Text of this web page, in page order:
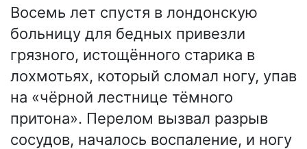
Восемь лет спустя в лондонскую
больницу для бедных привезли
грязного, истощённого старика в
лохмотьях, который сломал ногу, упав
на «чёрной лестнице тёмного
притона». Перелом вызвал разрыв
сосудов, началось воспаление, и ногу